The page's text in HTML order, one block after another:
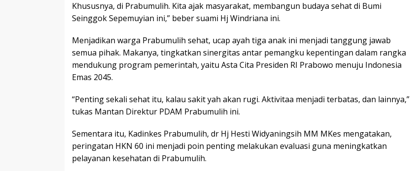
Khususnya, di Prabumulih. Kita ajak masyarakat, membangun budaya sehat di Bumi
Seinggok Sepemuyian ini,” beber suami Hj Windriana ini.
Menjadikan warga Prabumulih sehat, ucap ayah tiga anak ini menjadi tanggung jawab
semua pihak. Makanya, tingkatkan sinergitas antar pemangku kepentingan dalam rangka
mendukung program pemerintah, yaitu Asta Cita Presiden RI Prabowo menuju Indonesia
Emas 2045.
“Penting sekali sehat itu, kalau sakit yah akan rugi. Aktivitaa menjadi terbatas, dan lainnya,”
tukas Mantan Direktur PDAM Prabumulih ini.
Sementara itu, Kadinkes Prabumulih, dr Hj Hesti Widyaningsih MM MKes mengatakan,
peringatan HKN 60 ini menjadi poin penting melakukan evaluasi guna meningkatkan
pelayanan kesehatan di Prabumulih.